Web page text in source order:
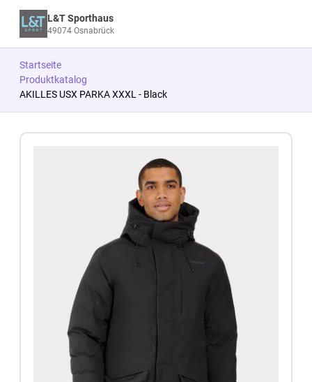
L&T Sporthaus
49074 Osnabrück
Startseite
Produktkatalog
AKILLES USX PARKA XXXL - Black